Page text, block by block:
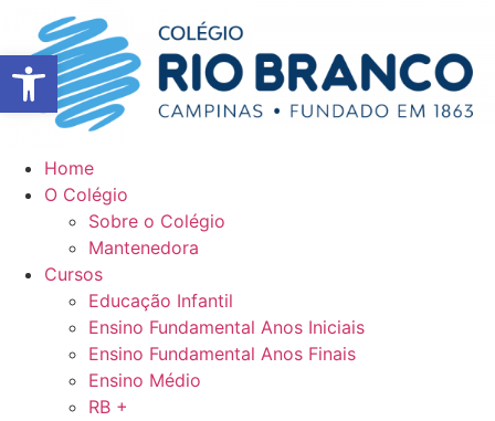
conteúdo
Home
O Colégio
Sobre o Colégio
Mantenedora
Cursos
Educação Infantil
Ensino Fundamental Anos Iniciais
Ensino Fundamental Anos Finais
Ensino Médio
RB +
Abrir a barra de ferramentas